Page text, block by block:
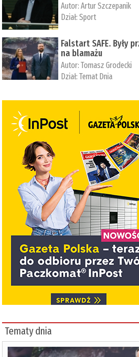
Autor:Artur Szczepanik
Dział:Sport
Falstart SAFE. Były
na blamażu
Autor:Tomasz Grodecki
Dział:Temat Dnia
Tematy dnia